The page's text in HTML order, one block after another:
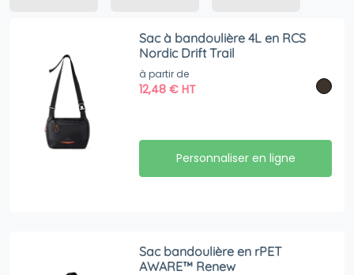
Sac à bandoulière 4L en RCS
Nordic Drift Trail
à partir de
12,48€ HT
Personnaliser en ligne
Sac bandoulière en rPET
AWARE™ Renew